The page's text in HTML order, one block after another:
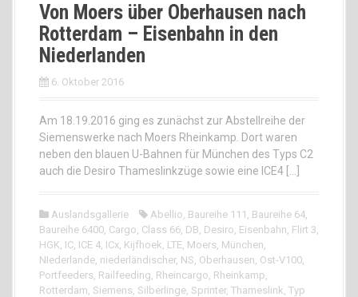
Von Moers über Oberhausen nach
Rotterdam – Eisenbahn in den
Niederlanden
6. Oktober 2016
Am 18.19.2016 ging es zunächst zur Abstellreihe der
Siemenswerke nach Moers Rheinkamp. Dort waren
neben den blauen U-Bahnen für München des Typs C2
auch die Desiro Thameslinkzüge sowie eine ICE4 […]
Auslandsgallerie Abellio, Baureihe 111 , Baureihe 64,
Baureihe 6400, Cargo, Class 66, DB, Desiro, Eisenbahn, Flirt 3,
HGK, IC, ICE 4, ICx, Kijfhoek, LTE, Moers, München,
NIederlande, niederländischer, NS, Oberhausen, Ost-V100,
Portfeeders, Railfeeding, Rheincargo, Rheinkamp,
Rotterdam, Siemens, Silberlinge, Sprinter, Thameslink, Typ